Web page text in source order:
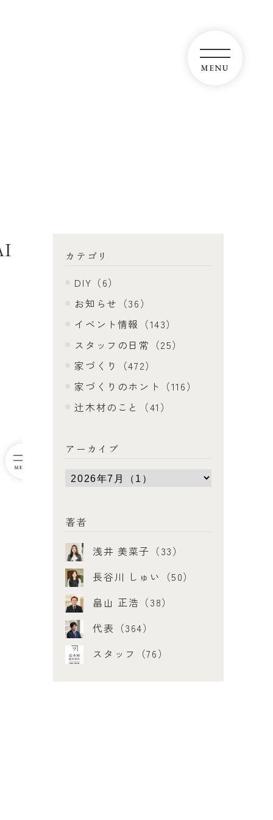
カテゴリ
DIY（6）
お知らせ（36）
イベント情報（143）
スタッフの日常（25）
家づくり（472）
家づくりのホント（116）
辻木材のこと（41）
アーカイブ
著者
浅井 美菜子（33）
長谷川 しゅい（50）
畠山 正浩（38）
代表（364）
スタッフ（76）